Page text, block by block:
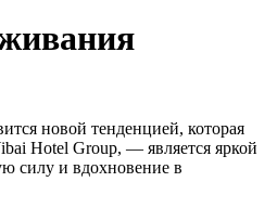
новой тенденцией, которая
Hotel Group, — является яркой
силу и вдохновение в